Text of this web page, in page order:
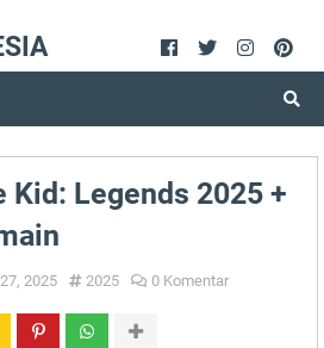
Kid: Legends 2025 +
2025 2025 0 Komentar